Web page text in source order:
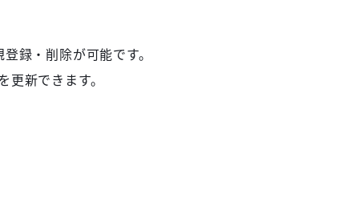
録・削除が可能です。
新できます。